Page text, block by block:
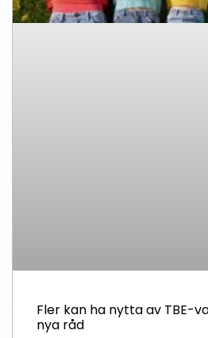
Fler kan ha nytta av TBE-
nya råd